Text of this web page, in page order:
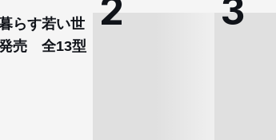
らす若い世
売 全13型